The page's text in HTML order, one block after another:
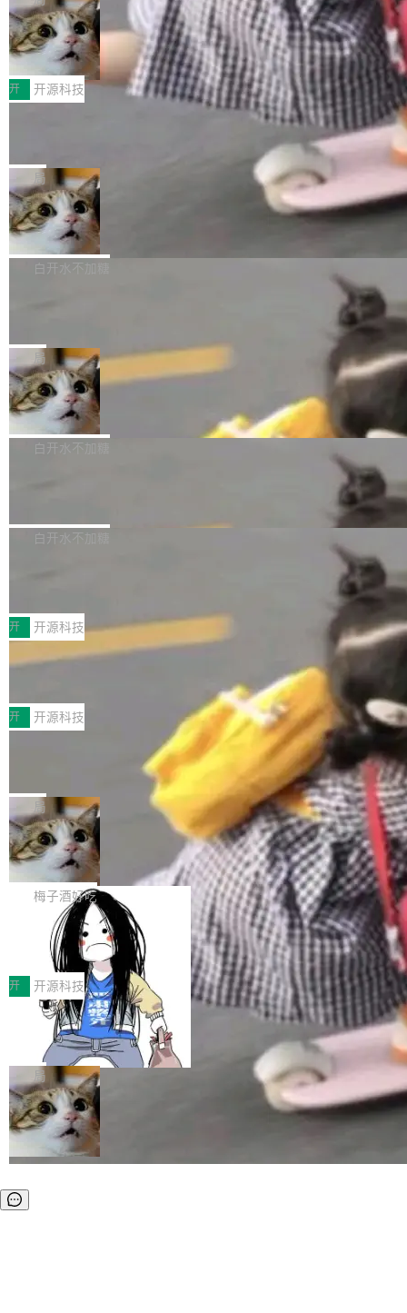
哪些组合有效，作者说，你得靠"文档、校验、或
者部落知识"。 换个写法。Rust 的 enum，两个
变体：Switchable...
有科技公司做的一样。只不过，实际上它不一
样。这是 Sandstorm.io 的重制版，我十年前的
那个创业公司。不同的是，这次它构建在 Cloudf
lare Workers 上——我花了九年时间搭建的平台
——并且深度集成了 AI。这基本上是我十年秘密
Workers 和 Durable Objects 的守护进程。 设
计思路很直接：每个对象是一个独立的 SQLite
数据库，按名称寻址，复制到你自己的 S3 兼容
存储库里。节点之间只通过这个存储库协调——
没有控制平面，没有共识协议。每个对象自带一
个小型数据库，应用天然按分片构建，单个数据
库的竞争和爆炸半径问题在设计层面就被消除
了。 闲置的 cell 会休眠到几乎不占资源。当 cel
l 迁移或唤醒时，新宿主从 S3 恢复 SQLite 数据
库继续执行。存储库是持久化的唯一真相...
鲁大师7月新机性能/流畅/AI榜：vivo夺
性能、流畅双第一，三星Galaxy Z系列
新折叠缺席
2026年7月的手机市场，由于存储等硬件成本暴
增，手机厂商的日子也不好过啊，新机速度明显
放缓，因此硝烟味淡了许多。新机参数规格除开
高价的三星折叠（三星Galaxy Z Fold8 Ultra / Z
Fold8 / Z Flip8）外，其余要么是中低端机器，
例如iQOO Z11i、REDMI Note 17、REDMI No
te 17 Pro、OPPO K15，要么是vivo X300 E这
样的次旗舰。 Galaxy Z Fold8 Ultra / Z Fold8 /
Z Flip8三款折叠屏新机均在7月22日发布，且全
部搭载骁龙8 Elite Gen5 for Galaxy，它们本该
开 开源科技
Zed 编辑器团队发布了新项目——DeltaDB，一
个在 git commit 之间记录每一次编辑操作的版
本控制系统。目前处于 Early Access 阶段。 De
ltaDB 的核心思路直接写在 landing page 最显
眼的位置：「Software is made between com
mits」——软件是在 commit 之间写出来的。git
是把这段空隙补上。 回退到任何一次编辑：Delt
aDB 捕获 commit 之间的每一次操作，...
局
SpaceXAI 单季资本开支达 183 亿美元
根据风险投资人Tomer Tunguz 博客（VC 分
析）披露的最新分析与第二季度业绩报告，Spac
微软同期总资本开支的四成。 与亚马逊、Alpha
bet、微软以及 Meta 等传统科技巨头相比，Spa
ceXAI的资金消耗速度尤为引人瞩目。然而，支
撑庞大支出的资金来源却呈现出截然不同的面
貌。数据显示，微软和 Meta 主要依托充沛的经
白开水不加糖
一个在终端里运行的编程 agent；Muse Spark
1.2，驱动这个 agent 的新模型。一句话概括：
你可以用 curl -fsSL https://dev.meta.ai/install.
sh | bash 安装一个能在大项目里自动规划、写
代码、验证结果的 AI 终端工具。 据介绍，Muse
个主 agent 循环，外加一组后台 agent。这些后
局
美团开源 LoHoSearch，用知识图谱校
准 AI 能力认知
机器出题的前提，是让机器拥有全局视野。整个
构建流程可以分为四个环节：建图 → 控制难度
白开水不加糖
库，并将作为transport接入Mooncake TENT。
MPComm将作为一种传输引擎接入Mooncake T
ENT，实现零拷贝传输性能提升30%、非零拷贝
传输性能最高提升5倍。UCL-MPComm底层基
于自研UCL-Engine通信引擎，后续腾讯网平将
持续开源更多基于UCL-Engine的高性能通信组
件。 腾讯网平团队在UCL-MPComm中实现了一
个独立于业务线程的全局通信引擎（Engine），
白开水不加糖
型案例入选名单》，深信服“面向企业研发场景的
开源 AI 编程平台 CoStrict 应用”凭借卓越的技术
创新与落地成效成功入选。 全链路私有化部署，
助力企业AI研发安全落地 当前，越来越多企业已
经开始引入 AI Coding 工具，通过调用公有云模
型或企业内部部署模型提升研发效率。但随着 AI
Coding 从个人辅助工具逐步走向团队级、组织
级应用，企业在规模化落地过程中，对安全性、
可控性和代码质量提出了更高要求。 首先是数据
安全与合规要求。对于大多数普通研发场景，公
有云模型能够满足快速试用和效率提升的需求。
但对于金融、能源、医疗等对数据安全要求较...
开 开源科技
深信服AI算力网关入选工信部人工智能
前不久，工业和信息化部正式发布《2025年人工
智能应用典型案例名单》，集中展示人工智能在
各领域的应用成果，覆盖技术底座、行业赋能、
产品应用、支撑保障、专题等五大方向。深信服
AI算力网关（AI创新平台）成功入选！ 随着各行
各业的Agent走向规模化建设，算力构成形态逐
渐丰富，用户关注的重点也在发生变化：不只是
让AI用起来，还要进一步看清混合算力时代下，
Token花在哪里、算力是否被充分利用，以及持
续增长的AI成本该如何优化。 深信服AI算力网关
正是围绕这些实际问题，从Token治理和成本治
理两个方面，让用户的每一份算力都看得清、管
得住、用得稳、省得下、更安全！ 一、从现在开
始，Token使用一目...
开 开源科技
Jeff Dean 离开 Google：一个时代的结
束，一个实验室的开始
Google 员工编号 20。MapReduce 作者之一。
Bigtable 作者之一。TensorFlow 的作者之一。
Gemini 的架构师。Google 首席科学家。 Jeff D
ean 在 Google 工作了 27 年后，宣布离职。 他
不是一个人走。一同离开的还有 Sanjay Ghema
wat（Google 员工编号 23，Jeff Dean 二十多
年的编程搭档，MapReduce 和 Bigtable 的共同
作者）、Quoc Le（Google 大脑核心成员，Se
q2Seq 和 DocAI 的共同发明人）以及 Oriol Vin
yals（Gemini 联合负责人，AlphaSta...
局
🔥 SolonCode v2026.8.4 发布：界面
字体可调、22 种语言、记忆搜索增强
打开终端就能上岗的全中文编码智能体，这一轮
把「看得清、用母语、记得住」三件事一次补
齐。 SolonCode 是什么 SolonCode 是杭州无
耳科技研发的企业级终端编码智能体——一位全
中文驱动的数字员工，自主理解需求、规划步
骤、编写代码。不挑模型、不挑平台，curl 一行
装完即用。 开源地址：Gitee · GitCode · GitHu
b 安装 支持 Java 8+（8~26）、macOS / Linu
x / Windows / Harmony PC。 # macOS / Linu
x / Harmony PC curl -fsSL https://solon.noea
r.org/solon...
梅子酒好吃
让“代码语义理解”深度释放AI Coding
价值潜能：华为云码道（CodeArts）
代码仓技术解析
一、代码仓深度理解技术的作用与价值 在软件工
程实践中，代码仓是企业核心知识资产的主要载
体。企业级代码仓库通常包含数十万乃至数百万
个文件，其规模远超单次模型调用可承载的上下
文窗口。随着项目规模的持续扩张与代码历史的
不断累积，代码仓中的模块关系、接口契约、业
务逻辑等关键信息往往分散于数十乃至数百个文
件之中，形成高度复杂的知识关联网络。传统的
代码检索手段（如关键词匹配、目录遍历）仅能
在语法层面完成文本定位，难以触及代码的语义
理解大规模代码仓时面临显著"代码仓理解"瓶
开 开源科技
一条“删库”命令跑 17 小时，算法工程
师删光 89TB 数据只为干私活
最高人民检察院8月4日公布了一起案件：北京一
名90后算法工程师王某，为了给自己接的私活腾
服务器空间，删光了公司AI游戏部门的全部核心
数据。 王某2024年1月入职东城区某科技公司AI
短剧部门，有互联网大厂背景。在公司内部架构
调整期间，部门三次通知全员将数据从A集群迁
数据。2024年9月3日下午4点，他使用此前登录
局